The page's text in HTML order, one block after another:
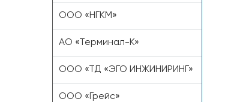
ООО «НГКМ»
АО «Терминал-К»
ООО «ТД «ЭГО ИНЖИНИРИНГ»
ООО «Грейс»